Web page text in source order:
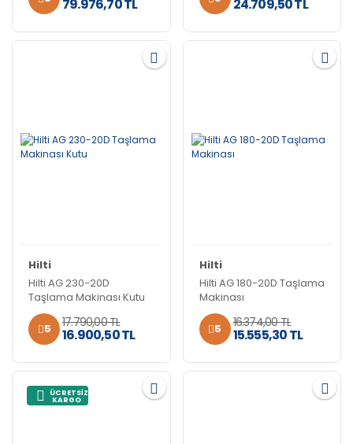
79.976,70 TL 24.709,50 TL
Hilti
Hilti AG 230-20D
Taşlama Makinası Kutu
5 17.790,00 TL
16.900,50 TL
Hilti
Hilti AG 180-20D Taşlama
Makinası
5 16.374,00 TL
15.555,30 TL
ÜCRETSİZ
KARGO